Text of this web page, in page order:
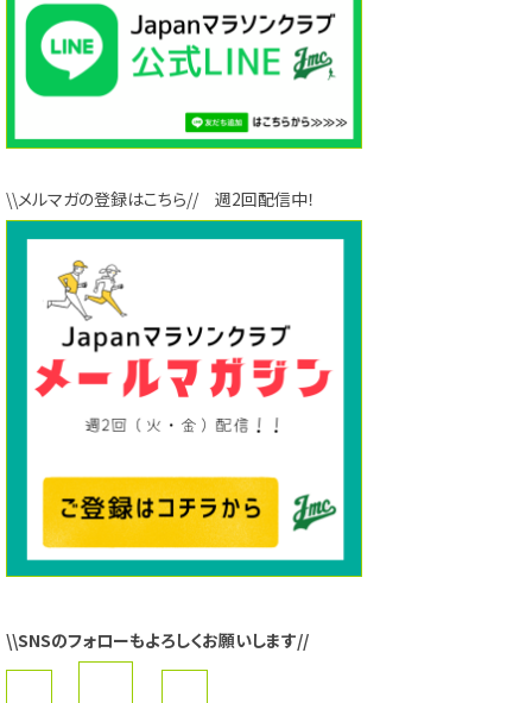
\\メルマガの登録はこちら// 週2回配信中！
\\SNSのフォローもよろしくお願いします//